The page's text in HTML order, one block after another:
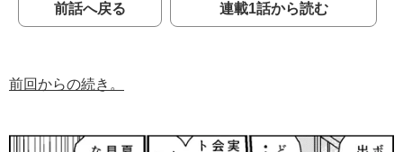
前話へ戻る 連載1話から読む
前回からの続き。